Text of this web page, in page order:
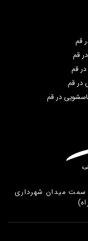
قم
قم
در قم
در قم
در قم
سمت میدان شهرداری